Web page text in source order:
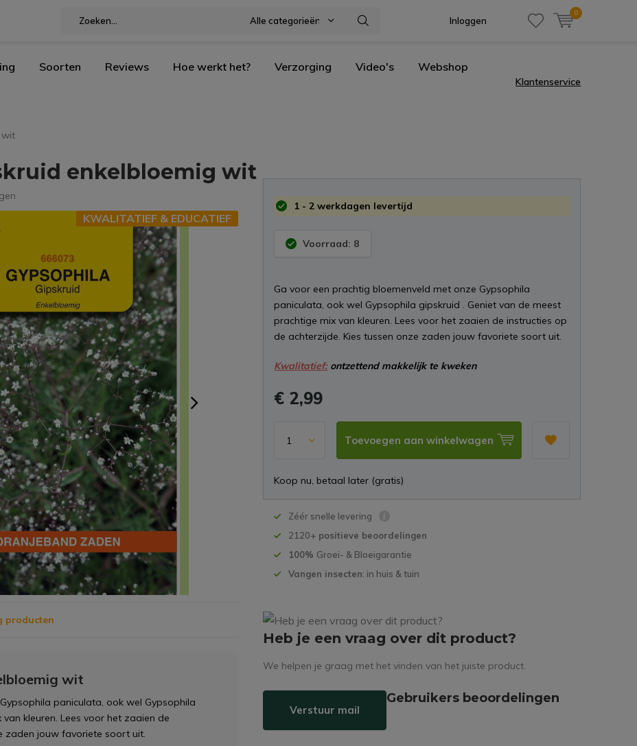
Alle categorieën Inloggen
0
Soorten Reviews Hoe werkt het? Verzorging Video's Webshop
Klantenservice
wit
enkelbloemig wit
KWALITATIEF & EDUCATIEF
1 - 2 werkdagen levertijd
Voorraad: 8
Ga voor een prachtig bloemenveld met onze Gypsophila
paniculata, ook wel Gypsophila gipskruid . Geniet van de meest
prachtige mix van kleuren. Lees voor het zaaien de instructies op
de achterzijde. Kies tussen onze zaden jouw favoriete soort uit.
Kwalitatief:ontzettend makkelijk te kweken
€ 2,99
Toevoegen aan winkelwagen
Koop nu, betaal later (gratis)
Zéér snelle levering
2120+ positieve beoordelingen
100% Groei- & Bloeigarantie
Vangen insecten: in huis & tuin
producten
wit
paniculata, ook wel Gypsophila
kleuren. Lees voor het zaaien de
zaden jouw favoriete soort uit.
Heb je een vraag over dit product?
We helpen je graag met het vinden van het juiste product.
Verstuur mail
Gebruikers beoordelingen